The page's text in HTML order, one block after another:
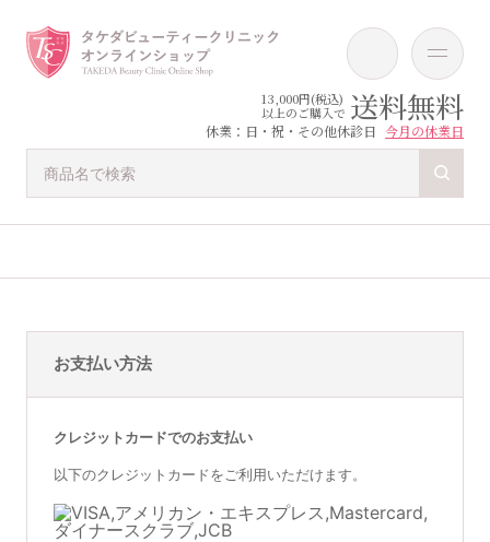
13,000円(税込)
以上のご購入で 送料無料
休業：日・祝・その他休診日 今月の休業日
お支払い方法
クレジットカードでのお支払い
以下のクレジットカードをご利用いただけます。